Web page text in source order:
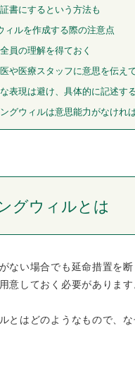
証書にするという方法も
ィルを作成する際の注意点
全員の理解を得ておく
医や医療スタッフに意思を伝え
な表現は避け、具体的に記述す
ングウィルは意思能力がなけれ
グウィルとは
ない場合でも延命措置を
意しておく必要がありま
とはどのようなもので、